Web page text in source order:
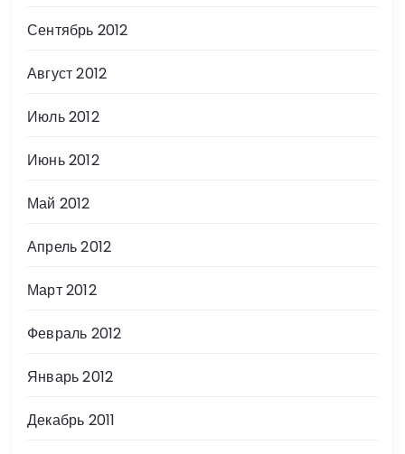
Сентябрь 2012
Август 2012
Июль 2012
Июнь 2012
Май 2012
Апрель 2012
Март 2012
Февраль 2012
Январь 2012
Декабрь 2011